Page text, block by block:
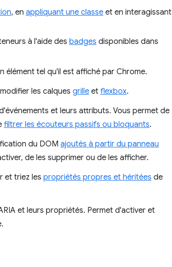
, en appliquant une classe et en interagissant
à l'aide des badges disponibles dans
élément tel qu'il est affiché par Chrome.
les calques grille et flexbox.
et leurs attributs. Vous permet de
filtrer les écouteurs passifs ou bloquants.
du DOM ajoutés à partir du panneau
de les supprimer ou de les afficher.
et triez les propriétés propres et héritées de
et leurs propriétés. Permet d'activer et